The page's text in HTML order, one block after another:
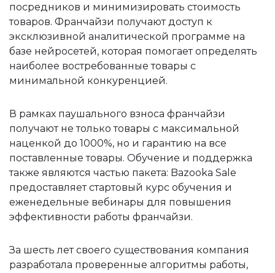
посредников и минимизировать стоимость
товаров. Франчайзи получают доступ к
эксклюзивной аналитической программе на
базе нейросетей, которая помогает определять
наиболее востребованные товары с
минимальной конкуренцией.
В рамках паушального взноса франчайзи
получают не только товары с максимальной
наценкой до 1000%, но и гарантию на все
поставленные товары. Обучение и поддержка
также являются частью пакета: Bazooka Sale
предоставляет стартовый курс обучения и
еженедельные вебинары для повышения
эффективности работы франчайзи.
За шесть лет своего существования компания
разработала проверенные алгоритмы работы,